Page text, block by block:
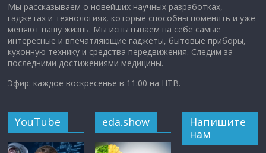
Мы рассказываем о новейших научных разработках,
гаджетах и технологиях, которые способны поменять и уже
меняют нашу жизнь. Мы испытываем на себе самые
интересные и впечатляющие гаджеты, бытовые приборы,
кухонную технику и средства передвижения. Следим за
последними достижениями медицины.
Эфир: каждое воскресенье в 11:00 на НТВ.
YouTube eda.show
Напишите
нам